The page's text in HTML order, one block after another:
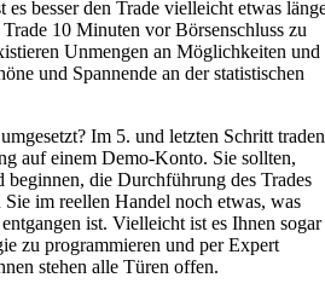
es besser den Trade vielleicht etwas
Trade 10 Minuten vor Börsenschluss zu
Unmengen an Möglichkeiten und
und Spannende an der statistischen
Im 5. und letzten Schritt traden
auf einem Demo-Konto. Sie sollten,
beginnen, die Durchführung des Trades
im reellen Handel noch etwas, was
ist. Vielleicht ist es Ihnen sogar
zu programmieren und per Expert
stehen alle Türen offen.